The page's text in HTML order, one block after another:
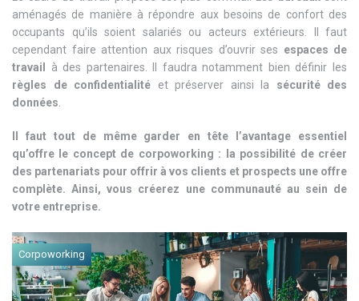
aménagés de manière à répondre aux besoins de confort des
occupants qu’ils soient salariés ou acteurs extérieurs. Il faut
cependant faire attention aux risques d’ouvrir ses espaces de
travail à des partenaires. Il faudra notamment bien définir les
règles de confidentialité et préserver ainsi la sécurité des
données
Il faut tout de même garder en tête l’avantage essentiel
qu’offre le concept de corpoworking : la possibilité de créer
des partenariats pour offrir à vos clients et prospects une offre
complète. Ainsi, vous créerez une communauté au sein de
votre entreprise.
Corpoworking